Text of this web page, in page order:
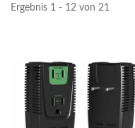
Ergebnis 1 - 12 von 21